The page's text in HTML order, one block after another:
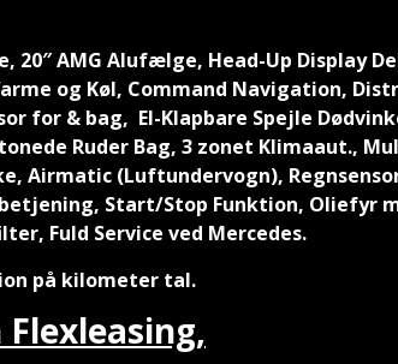
20″ AMG Alufælge, Head-Up Display
og Køl, Command Navigation,
for & bag, El-Klapbare Spejle
Ruder Bag, 3 zonet Klimaaut.,
Airmatic (Luftundervogn),
Start/Stop Funktion,
Fuld Service ved Mercedes.
på kilometer tal.